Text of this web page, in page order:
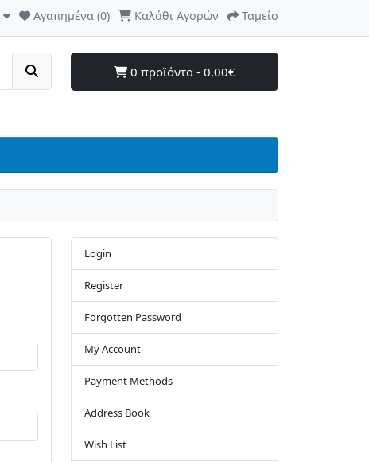
Αγαπημένα (0) Καλάθι Αγορών Ταμείο
0 προϊόντα - 0.00€
Login
Register
Forgotten Password
My Account
Payment Methods
Address Book
Wish List